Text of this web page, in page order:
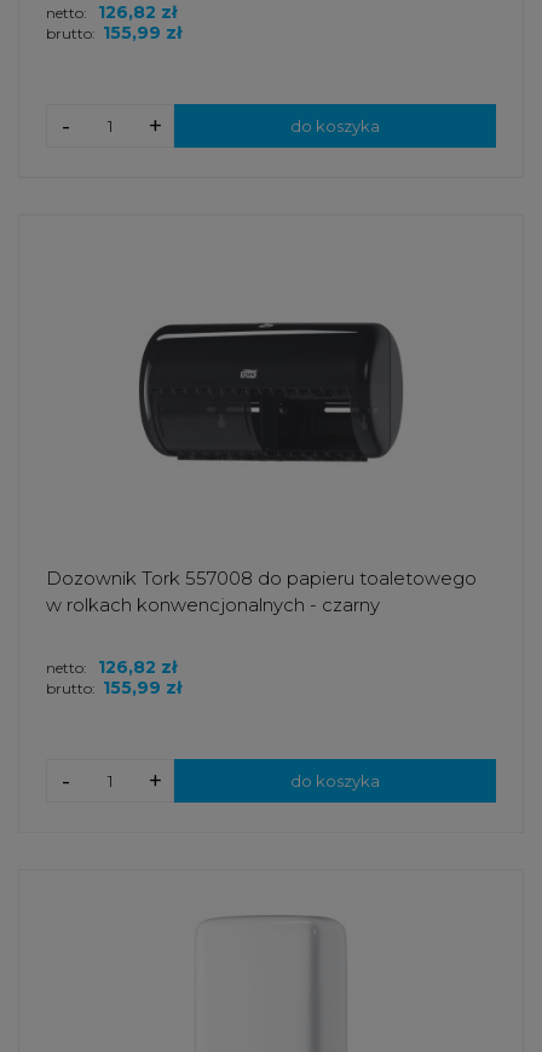
brutto: 155,99 zł
netto: 126,82 zł
+
- do koszyka
Dozownik Tork 557008 do papieru toaletowego
w rolkach konwencjonalnych - czarny
brutto: 155,99 zł
netto: 126,82 zł
+
- do koszyka